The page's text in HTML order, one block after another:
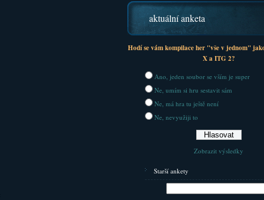
aktuální anketa
Hodí se vám kompilace her "vše v jednom"
X a ITG 2?
Ano, jeden soubor se vším je super
Ne, umím si hru sestavit sám
Ne, má hra tu ještě není
Ne, nevyužiji to
Zobrazit výsledky
Starší ankety